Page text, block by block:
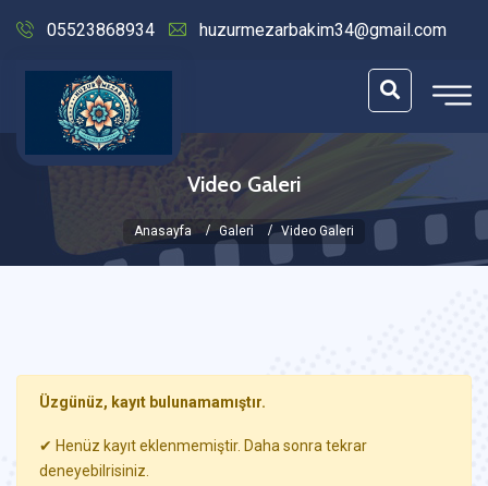
05523868934 huzurmezarbakim34@gmail.com
Video Galeri
Anasayfa Galeri̇ Video Galeri
Üzgünüz, kayıt bulunamamıştır.
✔ Henüz kayıt eklenmemiştir. Daha sonra tekrar
deneyebilrisiniz.